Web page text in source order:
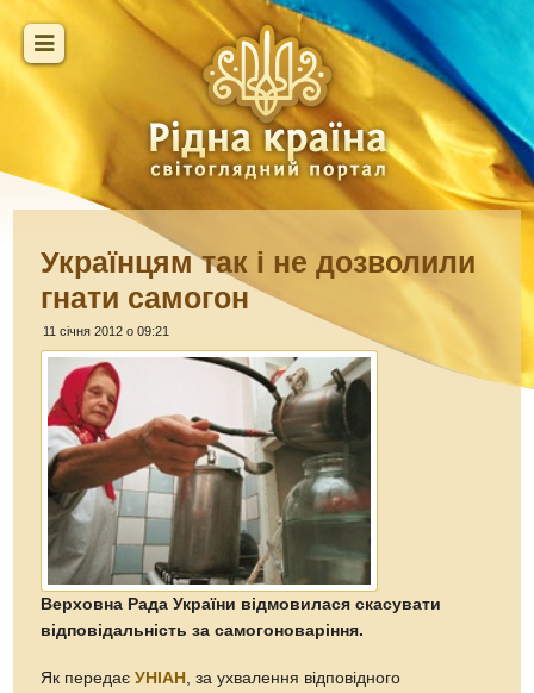
Українцям так і не дозволили
гнати самогон
11 січня 2012 о 09:21
Верховна Рада України відмовилася скасувати
відповідальність за самогоноваріння.
Як передаєУНІАН
, за ухвалення відповідного